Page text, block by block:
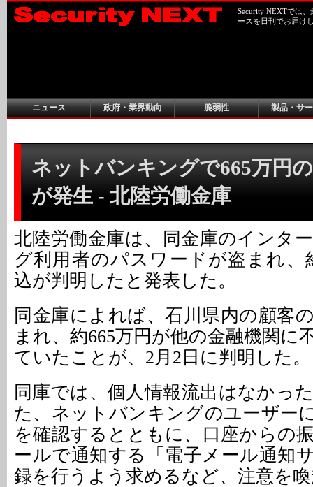
Security NEXTでは
ースを日刊でお届け
ニュース 政府・業界動向 脆弱性 製品・サ
ネットバンキングで665万円
が発生 - 北陸労働金庫
北陸労働金庫は、同金庫のインタ
グ利用者のパスワードが盗まれ、
込が判明したと発表した。
同金庫によれば、石川県内の顧客
まれ、約665万円が他の金融機関に
ていたことが、2月2日に判明した。
同庫では、個人情報流出はなかっ
た、ネットバンキングのユーザー
を確認するとともに、口座からの
ールで通知する「電子メール通知
録を行うよう求めるなど、注意を